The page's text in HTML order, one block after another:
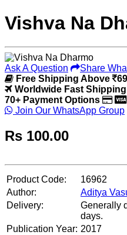
Vishva Na
Ask A Question
Share
Free Shipping Above
Worldwide Fast
70+ Payment Options
Join Our WhatsApp Group
Rs 100.00
Product Code:
16962
Author:
Aditya
Delivery:
Generally
days.
Publication Year: 2017